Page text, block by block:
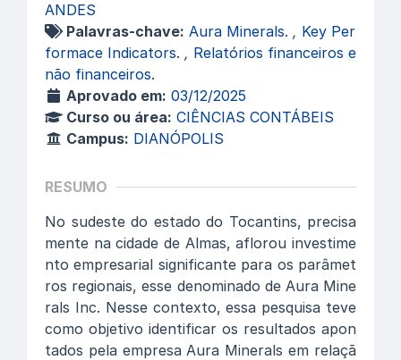
ANDES
Palavras-chave: Aura Minerals. , Key Per
formace Indicators. , Relatórios financeiros e
não financeiros.
Aprovado em: 03/12/2025
Curso ou área: CIÊNCIAS CONTÁBEIS
Campus: DIANÓPOLIS
RESUMO
No sudeste do estado do Tocantins, precisa
mente na cidade de Almas, aflorou investime
nto empresarial significante para os parâmet
ros regionais, esse denominado de Aura Mine
rals Inc. Nesse contexto, essa pesquisa teve
como objetivo identificar os resultados apon
tados pela empresa Aura Minerals em relaçã